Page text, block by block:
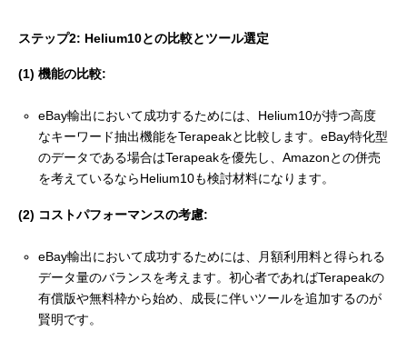
ステップ2: Helium10との比較とツール選定
(1) 機能の比較:
eBay輸出において成功するためには、Helium10が持つ高度
なキーワード抽出機能をTerapeakと比較します。eBay特化型
のデータである場合はTerapeakを優先し、Amazonとの併売
を考えているならHelium10も検討材料になります。
(2) コストパフォーマンスの考慮:
eBay輸出において成功するためには、月額利用料と得られる
データ量のバランスを考えます。初心者であればTerapeakの
有償版や無料枠から始め、成長に伴いツールを追加するのが
賢明です。